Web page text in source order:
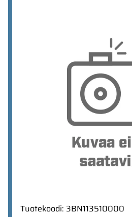
Tuotekoodi: 3BN113510000